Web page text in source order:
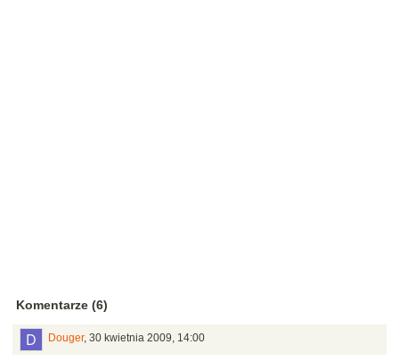
Komentarze (6)
Douger, 30 kwietnia 2009, 14:00